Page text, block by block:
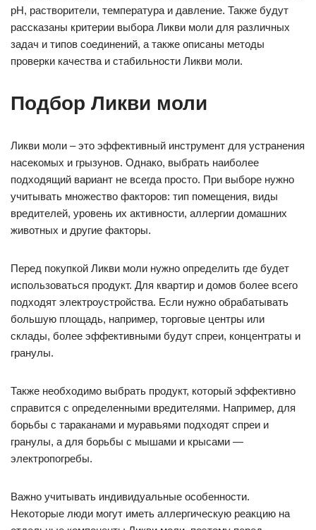
pH, растворители, температура и давление. Также будут
рассказаны критерии выбора Ликви моли для различных
задач и типов соединений, а также описаны методы
проверки качества и стабильности Ликви моли.
Подбор Ликви моли
Ликви моли – это эффективный инструмент для устранения
насекомых и грызунов. Однако, выбрать наиболее
подходящий вариант не всегда просто. При выборе нужно
учитывать множество факторов: тип помещения, виды
вредителей, уровень их активности, аллергии домашних
животных и другие факторы.
Перед покупкой Ликви моли нужно определить где будет
использоваться продукт. Для квартир и домов более всего
подходят электроустройства. Если нужно обрабатывать
большую площадь, например, торговые центры или
склады, более эффективными будут спреи, концентраты и
гранулы.
Также необходимо выбрать продукт, который эффективно
справится с определенными вредителями. Например, для
борьбы с тараканами и муравьями подходят спреи и
гранулы, а для борьбы с мышами и крысами —
электропогребы.
Важно учитывать индивидуальные особенности.
Некоторые люди могут иметь аллергическую реакцию на